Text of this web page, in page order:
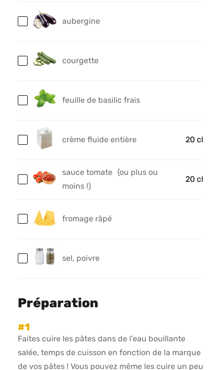
aubergine
courgette
feuille de basilic frais
crème fluide entière 20 cl
sauce tomate (ou plus ou
moins !)
20 cl
fromage râpé
sel, poivre
Préparation
Faites cuire les pâtes dans de l’eau bouillante
salée, temps de cuisson en fonction de la marque
de vos pâtes ! Vous pouvez même les cuire un peu